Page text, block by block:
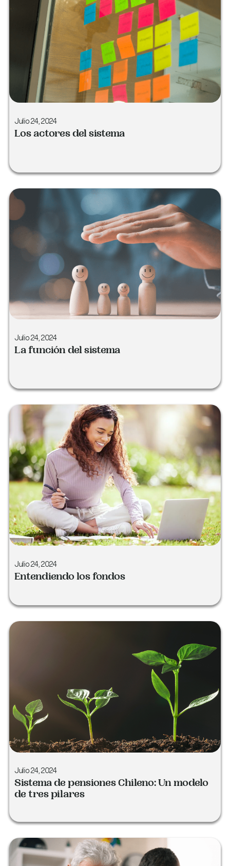
Julio 24, 2024
Los actores del sistema
Julio 24, 2024
La función del sistema
Julio 24, 2024
Entendiendo los fondos
Julio 24, 2024
Sistema de pensiones Chileno: Un modelo
de tres pilares